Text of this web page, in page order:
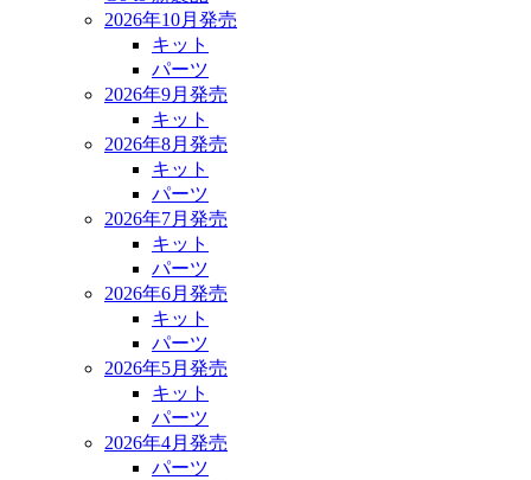
2026年10月発売
キット
パーツ
2026年9月発売
キット
2026年8月発売
キット
パーツ
2026年7月発売
キット
パーツ
2026年6月発売
キット
パーツ
2026年5月発売
キット
パーツ
2026年4月発売
パーツ